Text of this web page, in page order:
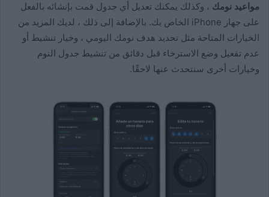
مواعيد نومك ، وكذلك يمكنك تعديل أي جدول قمت بإنشائه بالفعل
على جهاز iPhone الخاص بك. بالإضافة إلى ذلك ، لديك المزيد من
الخيارات المتاحة مثل تحديد هدف نومك اليومي ، وخيار تنشيط أو
عدم تفعيل وضع الاسترخاء قبل دقائق من تنشيط جدول النوم
وخيارات أخرى سنتحدث عنها لاحقًا.